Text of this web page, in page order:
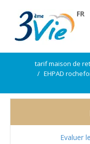
FR
tarif maison de
EHPAD
Evaluer